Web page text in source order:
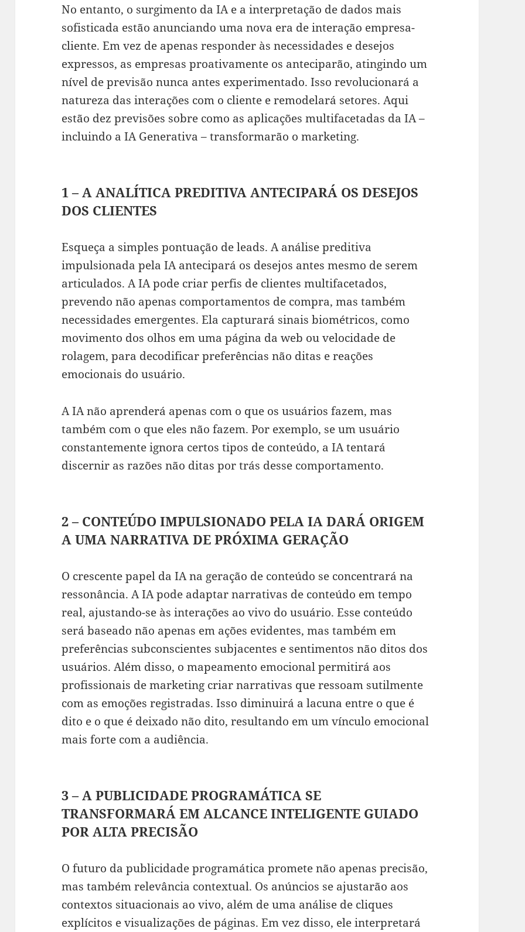
No entanto, o surgimento da IA e a interpretação de dados mais
sofisticada estão anunciando uma nova era de interação empresa-
cliente. Em vez de apenas responder às necessidades e desejos
expressos, as empresas proativamente os anteciparão, atingindo um
nível de previsão nunca antes experimentado. Isso revolucionará a
natureza das interações com o cliente e remodelará setores. Aqui
estão dez previsões sobre como as aplicações multifacetadas da IA –
incluindo a IA Generativa – transformarão o marketing.
1 – A ANALÍTICA PREDITIVA ANTECIPARÁ OS DESEJOS
DOS CLIENTES
Esqueça a simples pontuação de leads. A análise preditiva
impulsionada pela IA antecipará os desejos antes mesmo de serem
articulados. A IA pode criar perfis de clientes multifacetados,
prevendo não apenas comportamentos de compra, mas também
necessidades emergentes. Ela capturará sinais biométricos, como
movimento dos olhos em uma página da web ou velocidade de
rolagem, para decodificar preferências não ditas e reações
emocionais do usuário.
A IA não aprenderá apenas com o que os usuários fazem, mas
também com o que eles não fazem. Por exemplo, se um usuário
constantemente ignora certos tipos de conteúdo, a IA tentará
discernir as razões não ditas por trás desse comportamento.
2 – CONTEÚDO IMPULSIONADO PELA IA DARÁ ORIGEM
A UMA NARRATIVA DE PRÓXIMA GERAÇÃO
O crescente papel da IA na geração de conteúdo se concentrará na
ressonância. A IA pode adaptar narrativas de conteúdo em tempo
real, ajustando-se às interações ao vivo do usuário. Esse conteúdo
será baseado não apenas em ações evidentes, mas também em
preferências subconscientes subjacentes e sentimentos não ditos dos
usuários. Além disso, o mapeamento emocional permitirá aos
profissionais de marketing criar narrativas que ressoam sutilmente
com as emoções registradas. Isso diminuirá a lacuna entre o que é
dito e o que é deixado não dito, resultando em um vínculo emocional
mais forte com a audiência.
3 – A PUBLICIDADE PROGRAMÁTICA SE
TRANSFORMARÁ EM ALCANCE INTELIGENTE GUIADO
POR ALTA PRECISÃO
O futuro da publicidade programática promete não apenas precisão,
mas também relevância contextual. Os anúncios se ajustarão aos
contextos situacionais ao vivo, além de uma análise de cliques
explícitos e visualizações de páginas. Em vez disso, ele interpretará